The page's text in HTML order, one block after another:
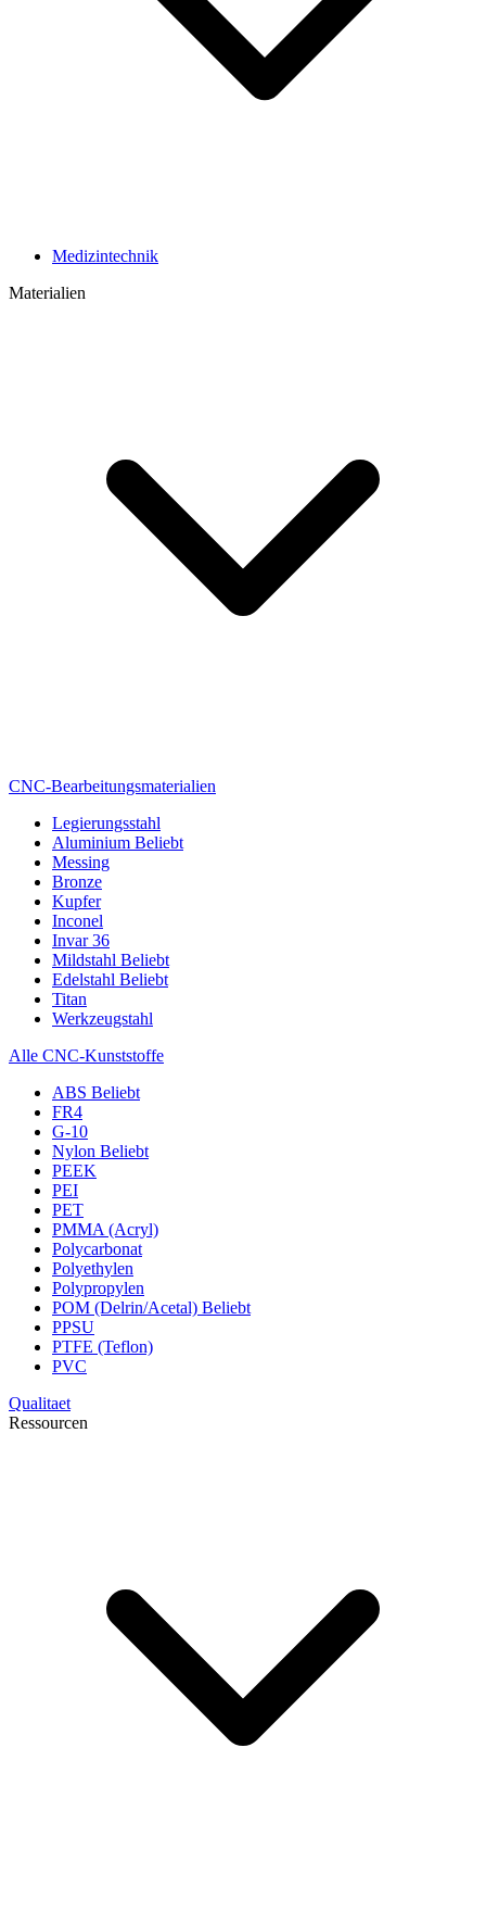
Medizintechnik
Materialien
CNC-Bearbeitungsmaterialien
Legierungsstahl
Aluminium Beliebt
Messing
Bronze
Kupfer
Inconel
Invar 36
Mildstahl Beliebt
Edelstahl Beliebt
Titan
Werkzeugstahl
Alle CNC-Kunststoffe
ABS Beliebt
FR4
G-10
Nylon Beliebt
PEEK
PEI
PET
PMMA (Acryl)
Polycarbonat
Polyethylen
Polypropylen
POM (Delrin/Acetal) Beliebt
PPSU
PTFE (Teflon)
PVC
Qualitaet
Ressourcen